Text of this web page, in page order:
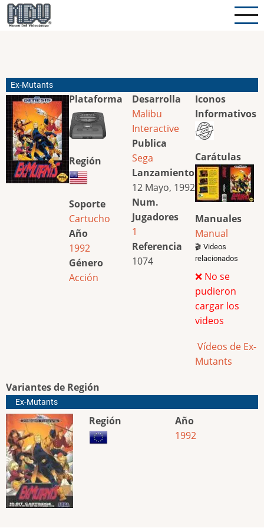
Pasar
al
Ex-Mutants
Plataforma
Región
Soporte
Cartucho
Año
1992
Género
Acción
Desarrolla
Malibu
Interactive
Publica
Sega
Lanzamiento
12 Mayo, 1992
Num.
Jugadores
1
Referencia
1074
Iconos
Informativos
Carátulas
Manuales
Manual
🎬 Videos
relacionados
❌ No se
pudieron
cargar los
videos
Vídeos de Ex-
Mutants
Variantes de Región
Ex-Mutants
Región
Año
1992